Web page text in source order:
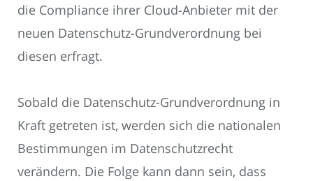
die Compliance ihrer Cloud-Anbieter mit der
neuen Datenschutz-Grundverordnung bei
diesen erfragt.
Sobald die Datenschutz-Grundverordnung in
Kraft getreten ist, werden sich die nationalen
Bestimmungen im Datenschutzrecht
verändern. Die Folge kann dann sein, dass